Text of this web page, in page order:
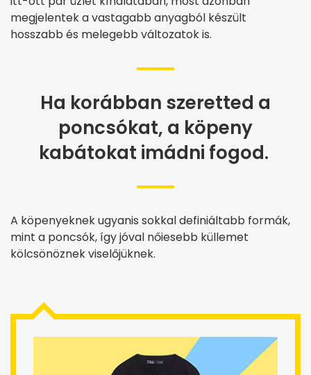
megjelentek a vastagabb anyagból készült
hosszabb és melegebb változatok is.
Ha korábban szeretted a
poncsókat, a köpeny
kabátokat imádni fogod.
A köpenyeknek ugyanis sokkal definiáltabb formák,
mint a poncsók, így jóval nőiesebb küllemet
kölcsönöznek viselőjüknek.